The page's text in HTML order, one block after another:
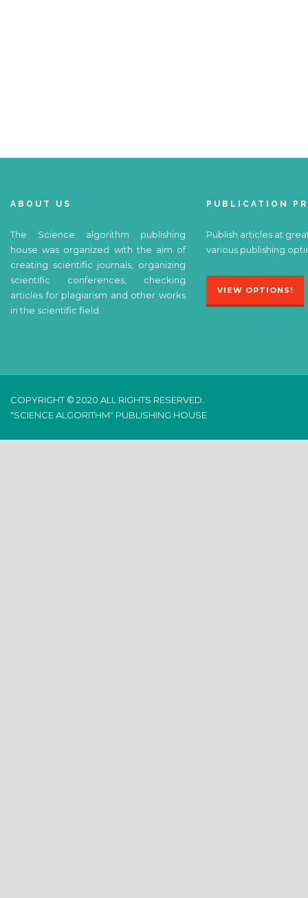
ABOUT US
The Science algorithm publishing
house was organized with the aim of
creating scientific journals, organizing
scientific conferences, checking
articles for plagiarism and other works
in the scientific field.
PUBLICATION
Publish articles at
various publishing
VIEW OPTIONS!
COPYRIGHT © 2020 ALL RIGHTS RESERVED.
"SCIENCE ALGORITHM" PUBLISHING HOUSE